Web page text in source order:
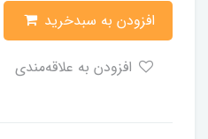
افزودن به سبدخرید